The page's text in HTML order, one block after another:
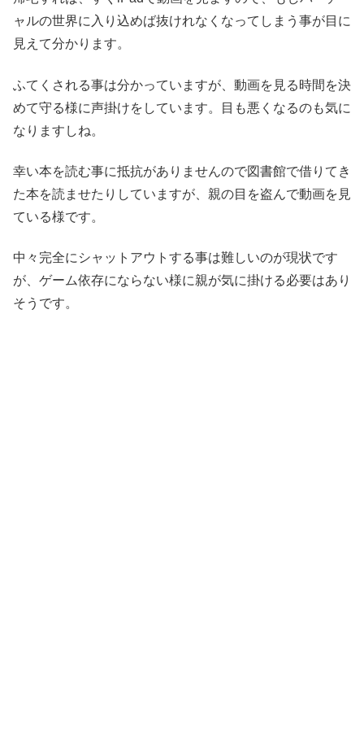
ャルの世界に入り込めば抜けれなくなってしまう事が目に
見えて分かります。
ふてくされる事は分かっていますが、動画を見る時間を決
めて守る様に声掛けをしています。目も悪くなるのも気に
なりますしね。
幸い本を読む事に抵抗がありませんので図書館で借りてき
た本を読ませたりしていますが、親の目を盗んで動画を見
ている様です。
中々完全にシャットアウトする事は難しいのが現状です
が、ゲーム依存にならない様に親が気に掛ける必要はあり
そうです。